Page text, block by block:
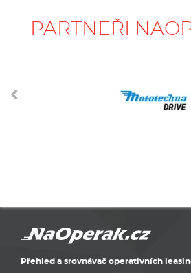
PARTNEŘI
Přehled a srovnávač operativních